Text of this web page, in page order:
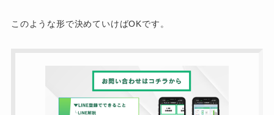
このような形で決めていけばOKです。